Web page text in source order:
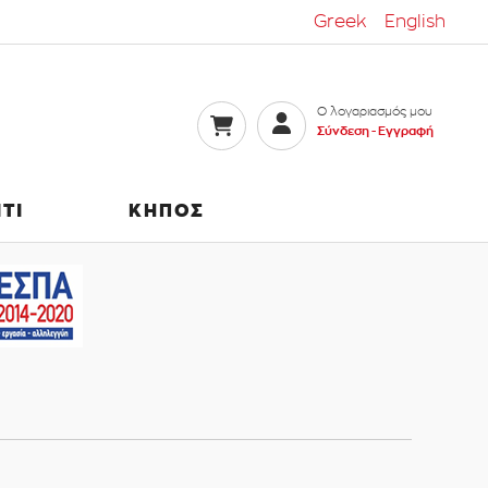
Greek English
Ο λογαριασμός μου
Σύνδεση - Εγγραφή
ΚΗΠΟΣ